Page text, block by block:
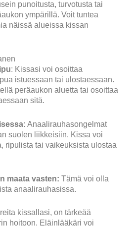
punoitusta, turvotusta tai
ympärillä. Voit tuntea
näissä alueissa kissan
: Kissasi voi osoittaa
istuessaan tai ulostaessaan.
peräaukon aluetta tai osoittaa
sitä.
Anaalirauhasongelmat
suolen liikkeisiin. Kissa voi
ripulista tai vaikeuksista ulostaa
maata vasten: Tämä voi olla
anaalirauhasissa.
kissallasi, on tärkeää
hoitoon. Eläinlääkäri voi